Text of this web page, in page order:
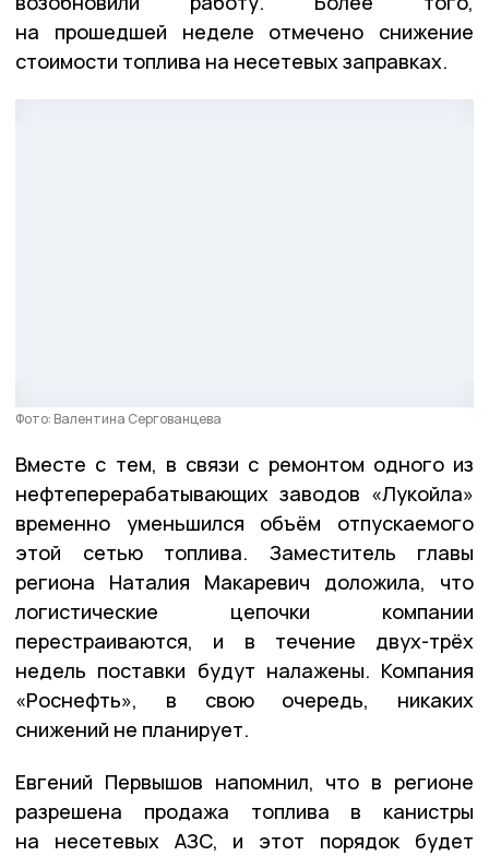
на прошедшей неделе отмечено снижение
стоимости топлива на несетевых заправках.
Фото: Валентина Сергованцева
Вместе с тем, в связи с ремонтом одного из
нефтеперерабатывающих заводов «Лукойла»
временно уменьшился объём отпускаемого
этой сетью топлива. Заместитель главы
региона Наталия Макаревич доложила, что
логистические цепочки компании
перестраиваются, и в течение двух-трёх
недель поставки будут налажены. Компания
«Роснефть», в свою очередь, никаких
снижений не планирует.
Евгений Первышов напомнил, что в регионе
разрешена продажа топлива в канистры
на несетевых АЗС, и этот порядок будет